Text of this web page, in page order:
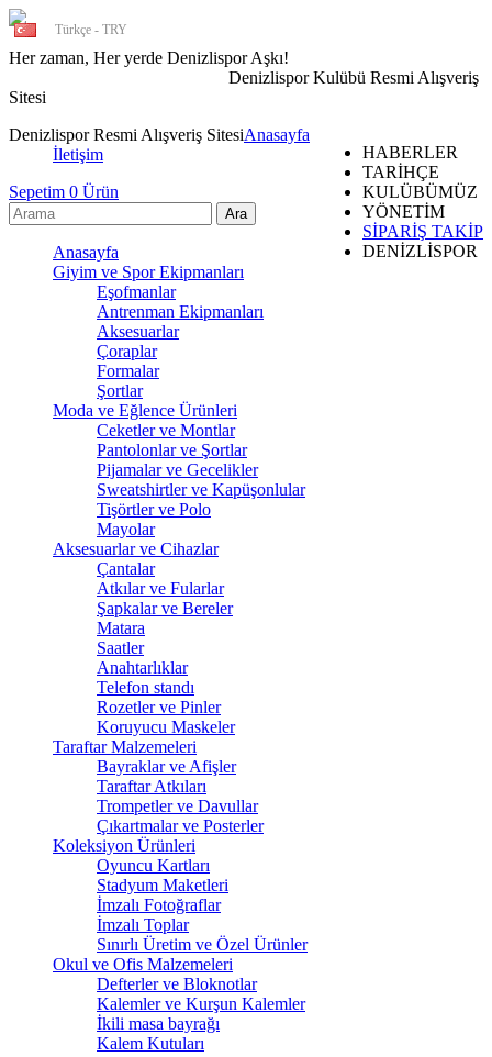
Her zaman, Her yerde Denizlispor Aşkı!
Denizlispor Kulübü Resmi Alışveriş
Sitesi
Denizlispor Resmi Alışveriş Sitesi
HABERLER
TARİHÇE
KULÜBÜMÜZ
YÖNETİM
SİPARİŞ TAKİP
DENİZLİSPOR
Türkçe - TRY
Anasayfa
İletişim
Sepetim 0 Ürün
Anasayfa
Giyim ve Spor Ekipmanları
Eşofmanlar
Antrenman Ekipmanları
Aksesuarlar
Çoraplar
Formalar
Şortlar
Moda ve Eğlence Ürünleri
Ceketler ve Montlar
Pantolonlar ve Şortlar
Pijamalar ve Gecelikler
Sweatshirtler ve Kapüşonlular
Tişörtler ve Polo
Mayolar
Aksesuarlar ve Cihazlar
Çantalar
Atkılar ve Fularlar
Şapkalar ve Bereler
Matara
Saatler
Anahtarlıklar
Telefon standı
Rozetler ve Pinler
Koruyucu Maskeler
Taraftar Malzemeleri
Bayraklar ve Afişler
Taraftar Atkıları
Trompetler ve Davullar
Çıkartmalar ve Posterler
Koleksiyon Ürünleri
Oyuncu Kartları
Stadyum Maketleri
İmzalı Fotoğraflar
İmzalı Toplar
Sınırlı Üretim ve Özel Ürünler
Okul ve Ofis Malzemeleri
Defterler ve Bloknotlar
Kalemler ve Kurşun Kalemler
İkili masa bayrağı
Kalem Kutuları